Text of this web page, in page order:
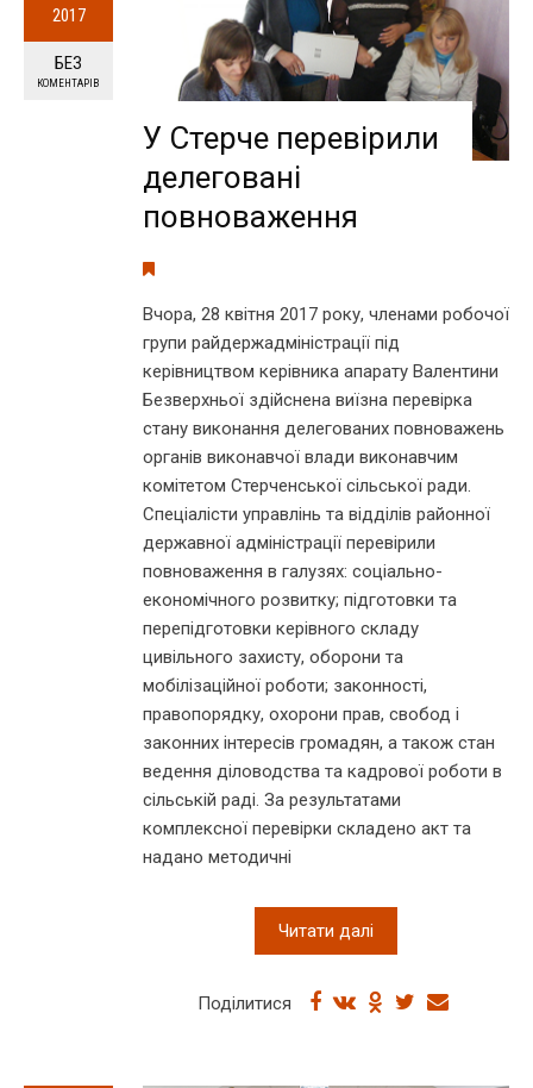
2017
БЕЗ
КОМЕНТАРІВ
У Стерче перевірили
делеговані
повноваження
Вчора, 28 квітня 2017 року, членами робочої
групи райдержадміністрації під
керівництвом керівника апарату Валентини
Безверхньої здійснена виїзна перевірка
стану виконання делегованих повноважень
органів виконавчої влади виконавчим
комітетом Стерченської сільської ради.
Спеціалісти управлінь та відділів районної
державної адміністрації перевірили
повноваження в галузях: соціально-
економічного розвитку; підготовки та
перепідготовки керівного складу
цивільного захисту, оборони та
мобілізаційної роботи; законності,
правопорядку, охорони прав, свобод і
законних інтересів громадян, а також стан
ведення діловодства та кадрової роботи в
сільській раді. За результатами
комплексної перевірки складено акт та
надано методичні
Читати далі
Поділитися